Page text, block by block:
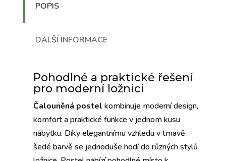
POPIS
DALŠÍ INFORMACE
Pohodlné a praktické řešení
pro moderní ložnici
Čalouněná postel kombinuje moderní design,
komfort a praktické funkce v jednom kusu
nábytku. Díky elegantnímu vzhledu v tmavě
šedé barvě se jednoduše hodí do různých stylů